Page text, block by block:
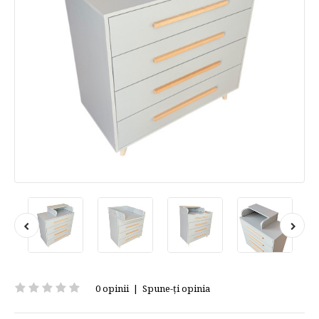
0 opinii| Spune-ţi opinia